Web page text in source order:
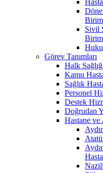
Sivil
Görev Tanımları
Halk
Kamu
Sağlık
Personel
Destek
Doğrudan
Hastane ve